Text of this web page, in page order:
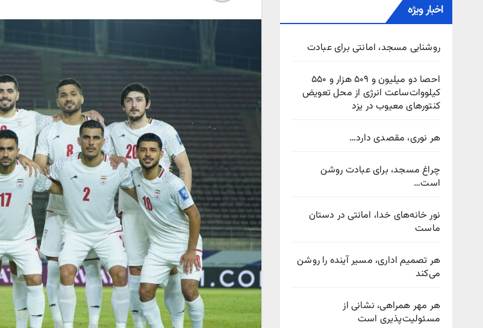
اخبار ویژه
روشنایی مسجد، امانتی برای عبادت
احصا دو میلیون و ۵۰۹ هزار و ۵۵۰
کیلووات‌ساعت انرژی از محل تعویض
کنتورهای معیوب در یزد
هر نوری، مقصدی دارد…
چراغ مسجد، برای عبادت روشن
است…
نور خانه‌های خدا، امانتی در دستان
ماست
هر تصمیم اداری، مسیر آینده را روشن
می‌کند
هر مهر همراهی، نشانی از
مسئولیت‌پذیری است